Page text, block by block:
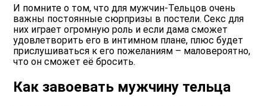
И помните о том, что для мужчин-Тельцов очень
важны постоянные сюрпризы в постели. Секс для
них играет огромную роль и если дама сможет
удовлетворить его в интимном плане, плюс будет
прислушиваться к его пожеланиям – маловероятно,
что он сможет её бросить.
Как завоевать мужчину тельца